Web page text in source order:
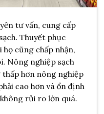
tư vấn, cung cấp
Thuyết phục
cũng chấp nhận,
Nông nghiệp sạch
hơn nông nghiệp
cao hơn và ổn định
rủi ro lớn quá.